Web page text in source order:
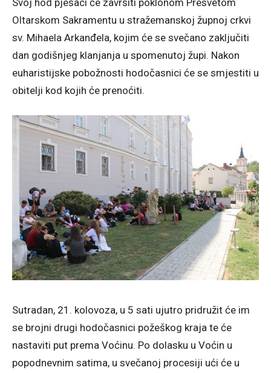
Oltarskom Sakramentu u stražemanskoj župnoj crkvi
sv. Mihaela Arkanđela, kojim će se svečano zaključiti
dan godišnjeg klanjanja u spomenutoj župi. Nakon
euharistijske pobožnosti hodočasnici će se smjestiti u
obitelji kod kojih će prenoćiti.
Sutradan, 21. kolovoza, u 5 sati ujutro pridružit će im
se brojni drugi hodočasnici požeškog kraja te će
nastaviti put prema Voćinu. Po dolasku u Voćin u
popodnevnim satima, u svečanoj procesiji ući će u